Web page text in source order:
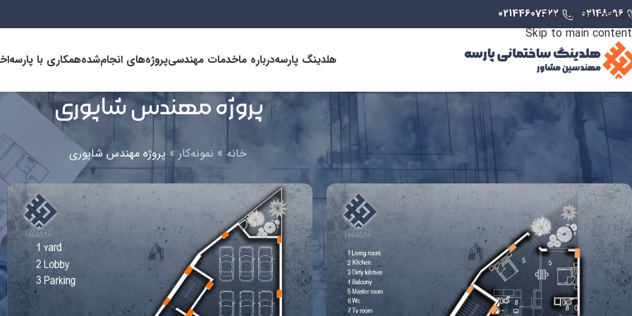
Skip to navigation
Skip to main content
02148096
02144607422
هلدینگ پارسهدرباره ماخدمات مهندسیپروژه‌های انجام‌شدههمکاری با پارسه
پروژه مهندس شاپوری
خانه » نمونه‌کار» پروژه مهندس شاپوری